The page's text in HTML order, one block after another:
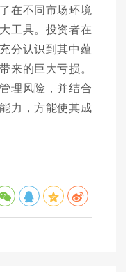
在不同市场环境
工具。投资者在
分认识到其中蕴
来的巨大亏损。
理风险，并结合
力，方能使其成